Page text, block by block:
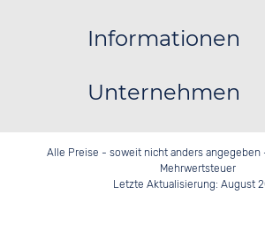
Informationen
Unternehmen
Alle Preise - soweit nicht anders angegeben
Mehrwertsteuer
Letzte Aktualisierung: August